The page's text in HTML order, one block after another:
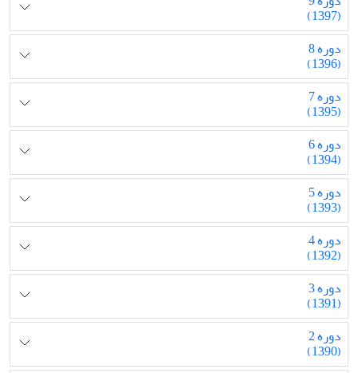
(1397)
دوره 8
(1396)
دوره 7
(1395)
دوره 6
(1394)
دوره 5
(1393)
دوره 4
(1392)
دوره 3
(1391)
دوره 2
(1390)